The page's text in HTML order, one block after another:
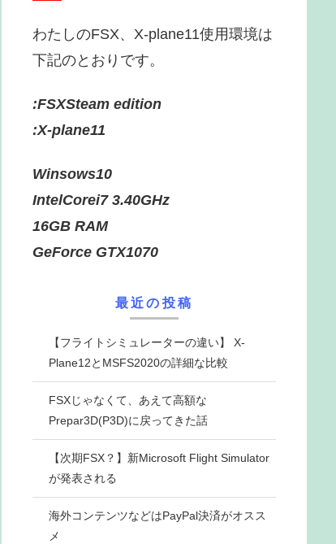
わたしのFSX、X-plane11使用環境は
下記のとおりです。
:FSXSteam edition
:X-plane11
Winsows10
IntelCorei7 3.40GHz
16GB RAM
GeForce GTX1070
最近の投稿
【フライトシミュレーターの違い】 X-
Plane12とMSFS2020の詳細な比較
FSXじゃなくて、あえて高額な
Prepar3D(P3D)に戻ってきた話
【次期FSX？】新Microsoft Flight Simulator
が発表される
海外コンテンツなどはPayPal決済がオスス
メ